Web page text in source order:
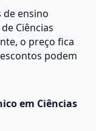
de ensino
Ciências
o preço fica
podem
em Ciências